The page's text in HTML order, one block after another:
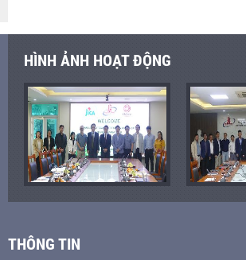
HÌNH ẢNH HOẠT ĐỘNG
THÔNG TIN